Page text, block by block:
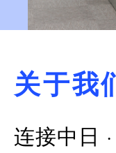
关于我
连接中日